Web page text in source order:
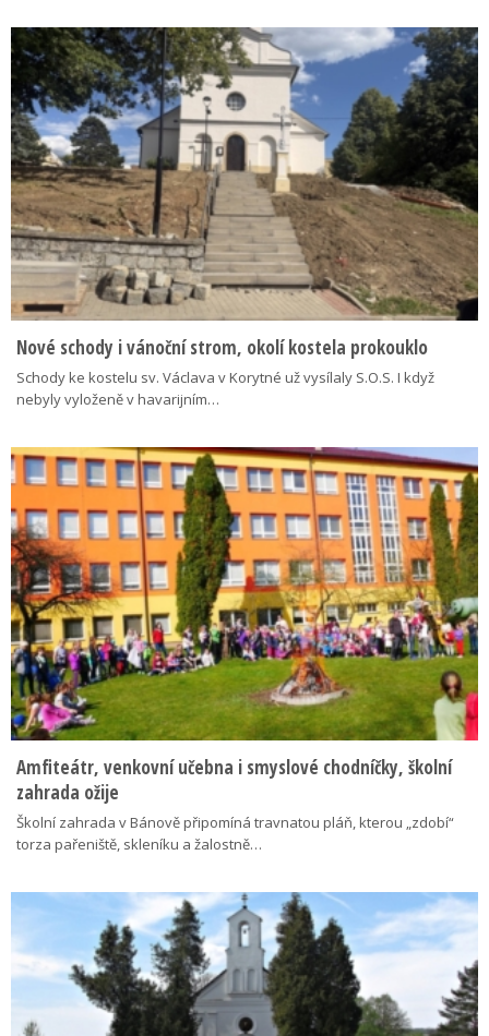
Nové schody i vánoční strom, okolí kostela prokouklo
Schody ke kostelu sv. Václava v Korytné už vysílaly S.O.S. I když
nebyly vyloženě v havarijním…
Amfiteátr, venkovní učebna i smyslové chodníčky, školní
zahrada ožije
Školní zahrada v Bánově připomíná travnatou pláň, kterou „zdobí“
torza pařeniště, skleníku a žalostně…